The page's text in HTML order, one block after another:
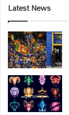
Latest News